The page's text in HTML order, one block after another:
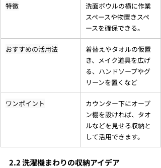
特徴
洗面ボウルの横に作業
スペースや物置きスペ
ースを確保できる。
おすすめの活用法
着替えやタオルの仮置
き、メイク道具を広げ
る、ハンドソープやグ
リーンを置くなど
ワンポイント
カウンター下にオープ
ン棚を設ければ、タオ
ルなどを見せる収納と
して活用できます。
2.2 洗濯機まわりの収納アイデア